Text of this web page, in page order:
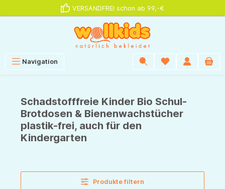
VERSANDFREI schon ab 99,-€
Navigation
Schadstofffreie Kinder Bio Schul-
Brotdosen & Bienenwachstücher
plastik-frei, auch für den
Kindergarten
Produkte filtern